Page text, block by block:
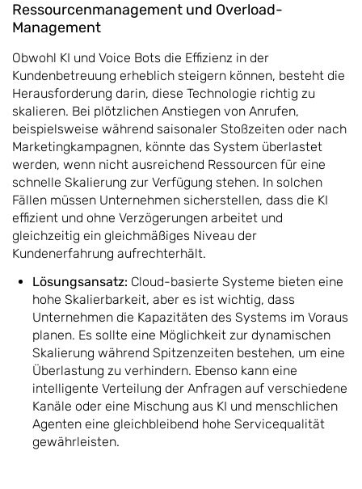
Ressourcenmanagement und Overload-
Management
Obwohl KI und Voice Bots die Effizienz in der
Kundenbetreuung erheblich steigern können, besteht die
Herausforderung darin, diese Technologie richtig zu
skalieren. Bei plötzlichen Anstiegen von Anrufen,
beispielsweise während saisonaler Stoßzeiten oder nach
Marketingkampagnen, könnte das System überlastet
werden, wenn nicht ausreichend Ressourcen für eine
schnelle Skalierung zur Verfügung stehen. In solchen
Fällen müssen Unternehmen sicherstellen, dass die KI
effizient und ohne Verzögerungen arbeitet und
gleichzeitig ein gleichmäßiges Niveau der
Kundenerfahrung aufrechterhält.
Lösungsansatz: Cloud-basierte Systeme bieten eine
hohe Skalierbarkeit, aber es ist wichtig, dass
Unternehmen die Kapazitäten des Systems im Voraus
planen. Es sollte eine Möglichkeit zur dynamischen
Skalierung während Spitzenzeiten bestehen, um eine
Überlastung zu verhindern. Ebenso kann eine
intelligente Verteilung der Anfragen auf verschiedene
Kanäle oder eine Mischung aus KI und menschlichen
Agenten eine gleichbleibend hohe Servicequalität
gewährleisten.